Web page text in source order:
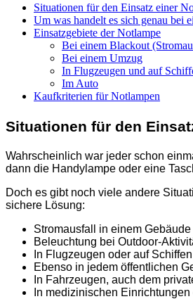
Situationen für den Einsatz einer
Um was handelt es sich genau bei
Einsatzgebiete der Notlampe
Bei einem Blackout
Bei einem Umzug
In Flugzeugen und auf
Im Auto
Kaufkriterien für Notlampen
Situationen für den
Wahrscheinlich war jeder schon
dann die Handylampe oder eine
Doch es gibt noch viele andere
sichere Lösung:
Stromausfall in einem
Beleuchtung bei Outdoor-
In Flugzeugen oder auf
Ebenso in jedem öffentlichen
In Fahrzeugen, auch dem
In medizinischen